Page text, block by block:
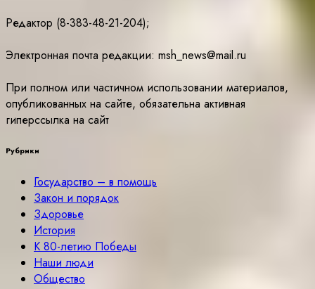
Редактор (8-383-48-21-204);
Электронная почта редакции: msh_news@mail.ru
При полном или частичном использовании материалов,
опубликованных на сайте, обязательна активная
гиперссылка на сайт
Рубрики
Государство – в помощь
Закон и порядок
Здоровье
История
К 80-летию Победы
Наши люди
Общество